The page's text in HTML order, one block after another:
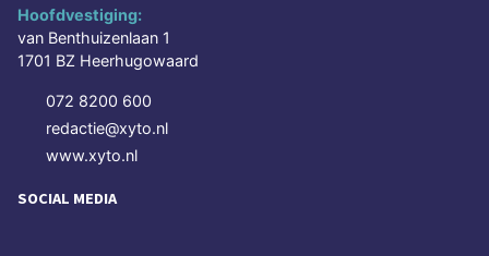
Hoofdvestiging:
van Benthuizenlaan 1
1701 BZ Heerhugowaard
072 8200 600
redactie@xyto.nl
www.xyto.nl
SOCIAL MEDIA